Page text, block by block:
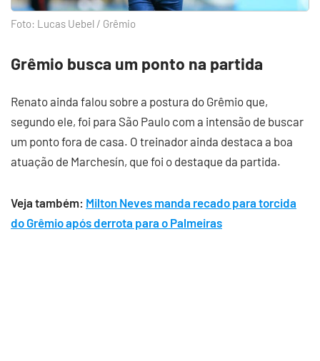
Foto: Lucas Uebel / Grêmio
Grêmio busca um ponto na partida
Renato ainda falou sobre a postura do Grêmio que,
segundo ele, foi para São Paulo com a intensão de buscar
um ponto fora de casa. O treinador ainda destaca a boa
atuação de Marchesín, que foi o destaque da partida.
Veja também: Milton Neves manda recado para torcida
do Grêmio após derrota para o Palmeiras